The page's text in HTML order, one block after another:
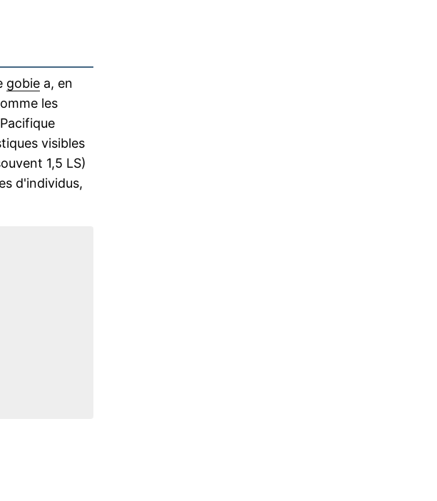
gobie a, en
les
visibles
1,5 LS)
d'individus,